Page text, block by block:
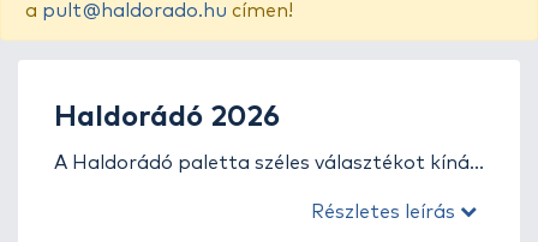
a pult@haldorado.hu címen!
Haldorádó 2026
A Haldorádó paletta széles választékot kínál
ragadozóhalas horgásztechnikákhoz.
Részletes leírás